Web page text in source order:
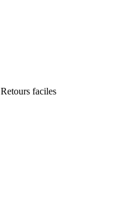
Retours faciles